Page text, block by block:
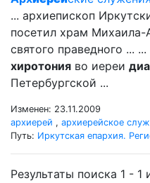
... архиепископ
посетил храм Михаила-
святого праведного ...
хиротония во иереи
Петербургской ...
Изменен: 23.11.2009
архиерей , архиерейское
Путь: Иркутская епархия.
Результаты поиска 1 - 1